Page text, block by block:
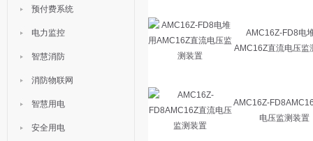
预付费系统
电力监控
智慧消防
消防物联网
智慧用电
安全用电
AMC16Z-FD8电
AMC16Z直流电压监
AMC16Z-
电压监测装置